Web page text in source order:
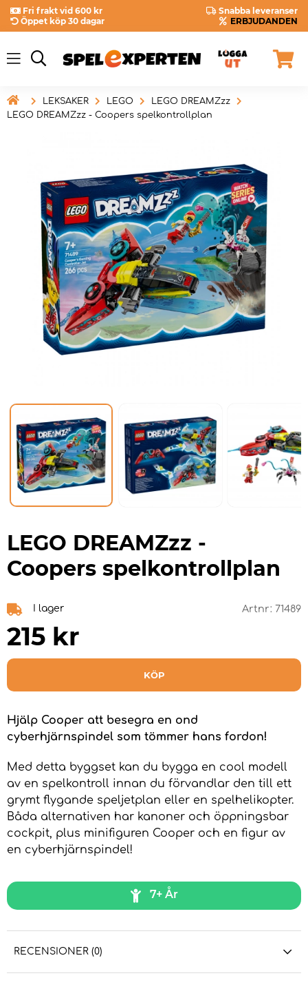
Fri frakt vid 600 kr
Snabba leveranser
Öppet köp 30 dagar
ERBJUDANDEN
 LEKSAKER LEGO
LEGO DREAMZzz
LEGO DREAMZzz - Coopers spelkontrollplan
LEGO DREAMZzz -
Coopers spelkontrollplan
I lager Artnr: 71489
215 kr
KÖP
Hjälp Cooper att besegra en ond
cyberhjärnspindel som tömmer hans fordon!
Med detta byggset kan du bygga en cool modell
av en spelkontroll innan du förvandlar den till ett
grymt flygande speljetplan eller en spelhelikopter.
Båda alternativen har kanoner och öppningsbar
cockpit, plus minifiguren Cooper och en figur av
en cyberhjärnspindel!
7+ År
RECENSIONER (0)